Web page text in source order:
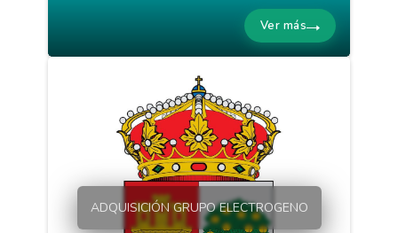
Ver más
ADQUISICIÓN GRUPO ELECTROGENO